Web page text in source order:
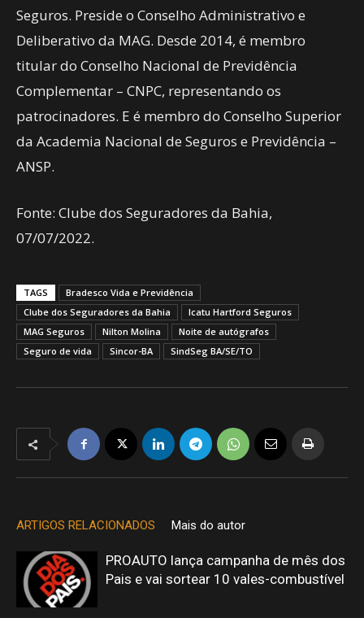
Seguros. Preside o Conselho Administrativo e
Deliberativo da MAG. Desde 2014, é membro
titular do Conselho Nacional de Previdência
Complementar – CNPC, representando os
patrocinadores. E é membro do Conselho Superior
da Academia Nacional de Seguros e Previdência –
ANSP.
Fonte: Clube dos Seguradores da Bahia,
07/07/2022.
TAGS
Bradesco Vida e Previdência
Clube dos Seguradores da Bahia
Icatu Hartford Seguros
MAG Seguros
Nilton Molina
Noite de autógrafos
Seguro de vida
Sincor-BA SindSeg BA/SE/TO
ARTIGOS RELACIONADOS Mais do autor
PROAUTO lança campanha de mês dos
Pais e vai sortear 10 vales-combustível